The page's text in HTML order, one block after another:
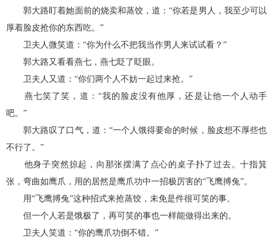
郭大路盯着她面前的烧卖和蒸饺，道：“你若是男人，我至少可以
厚着脸皮抢你的东西吃。”
卫夫人微笑道：“你为什么不把我当作男人来试试看？”
郭大路又看看燕七，燕七眨了眨眼。
卫夫人又道：“你们两个人不妨一起过来抢。”
燕七笑了笑，道：“我的脸皮没有他厚，还是让他一个人动手
吧。”
郭大路叹了口气，道：“一个人饿得要命的时候，脸皮想不厚些也
不行了。”
他身子突然掠起，向那张摆满了点心的桌子扑了过去。十指箕
张，弯曲如鹰爪，用的居然是鹰爪功中一招极厉害的“飞鹰搏兔”。
用“飞鹰搏兔”这种招式来抢蒸饺，未免是件很可笑的事。
但一个人若是饿极了，再可笑的事也一样能做得出来的。
卫夫人笑道：“你的鹰爪功倒不错。”